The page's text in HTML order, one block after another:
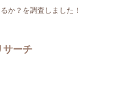
か？を調査しました！
サーチ